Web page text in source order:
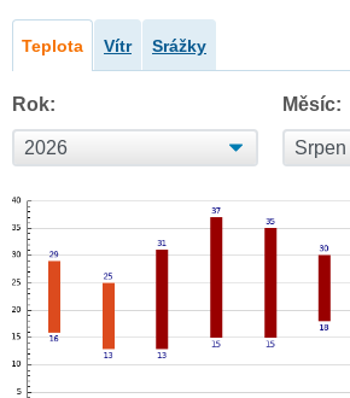
Teplota Vítr Srážky
Rok: Měsíc: